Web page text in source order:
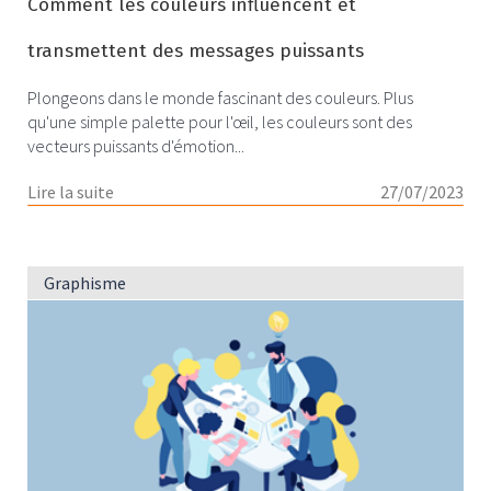
transmettent des messages puissants
Plongeons dans le monde fascinant des couleurs. Plus
qu'une simple palette pour l'œil, les couleurs sont des
vecteurs puissants d'émotion...
Lire la suite 27/07/2023
Graphisme